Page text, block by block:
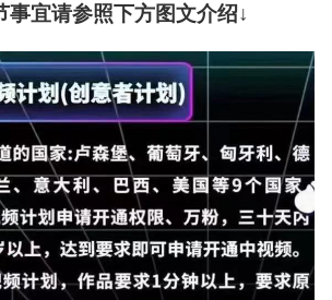
事宜请参照下方图文介绍↓